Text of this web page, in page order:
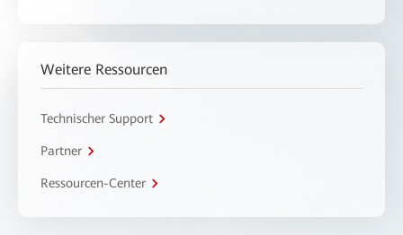
Weitere Ressourcen
Technischer Support
Partner
Ressourcen-Center